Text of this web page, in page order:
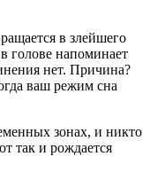
в злейшего
голове напоминает
нет. Причина?
ваш режим сна
зонах, и никто
так и рождается